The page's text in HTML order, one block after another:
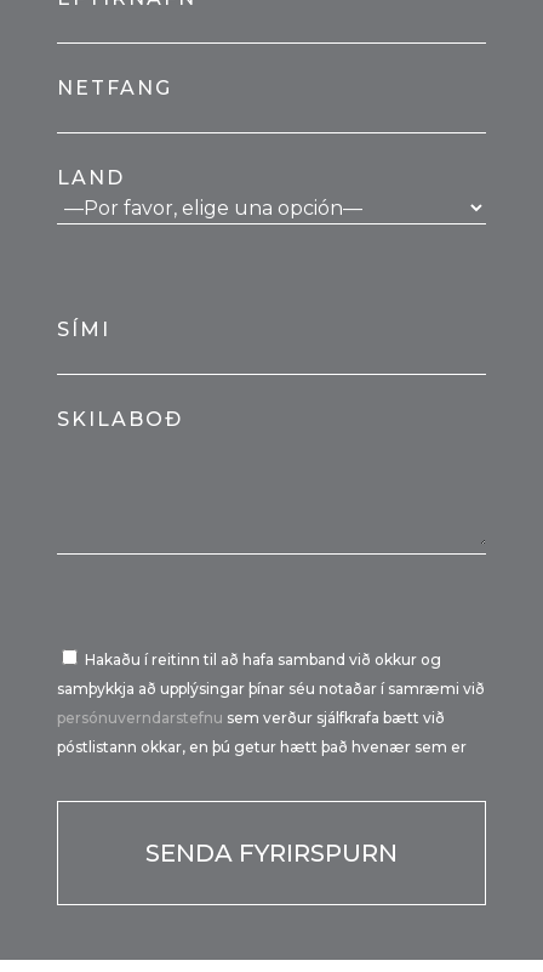
NETFANG
LAND
SÍMI
SKILABOÐ
Hakaðu í reitinn til að hafa samband við okkur og
samþykkja að upplýsingar þínar séu notaðar í samræmi við
persónuverndarstefnu sem verður sjálfkrafa bætt við
póstlistann okkar, en þú getur hætt það hvenær sem er